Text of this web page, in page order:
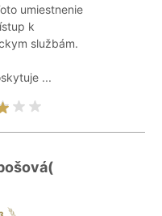
umiestnenie
k
službám.
...